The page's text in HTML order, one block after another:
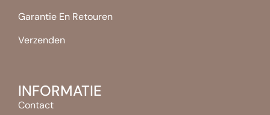
Garantie En Retouren
Verzenden
INFORMATIE
Contact